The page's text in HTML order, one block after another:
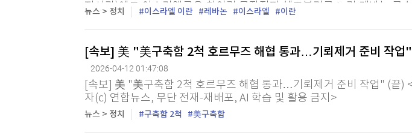
지시간)에도 이스라엘군은 친이란 무장정파 헤즈볼라를 노린 레바논 공습
갔다. 레바논 국영 NNA 통신은 이날 레바논 남부 나바티예 지역의 크파르
뉴스 > 정치 이스라엘 이란 레바논 이스라엘 이란
[속보] 美 "美구축함 2척 호르무즈 해협 통과…기뢰제거 준비 작업"
2026-04-12 01:47:08
[속보] 美 "美구축함 2척 호르무즈 해협 통과…기뢰제거 준비 작업" (끝)
자(c) 연합뉴스, 무단 전재-재배포, AI 학습 및 활용 금지>
뉴스 > 정치 구축함 2척 美구축함